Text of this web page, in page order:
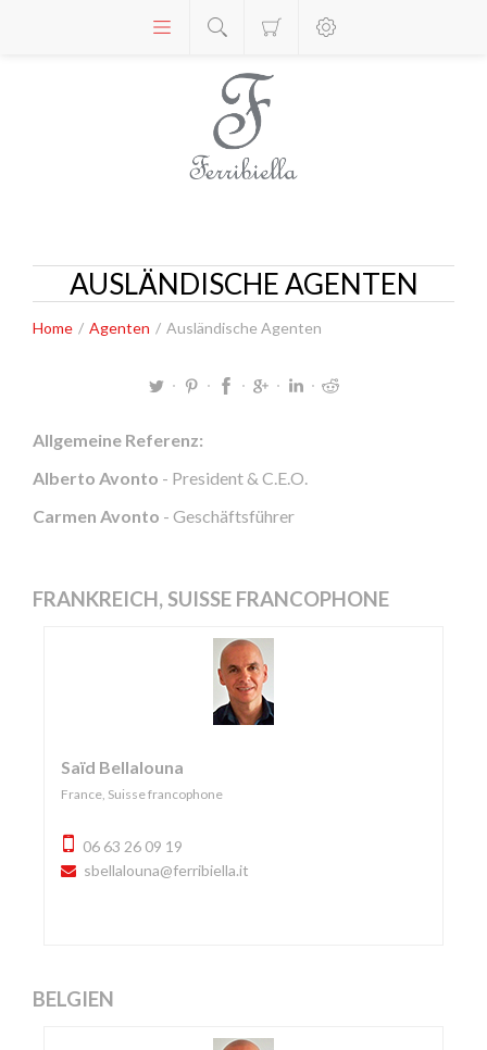
AUSLÄNDISCHE AGENTEN
Home / Agenten / Ausländische Agenten
Allgemeine Referenz:
Alberto Avonto - President & C.E.O.
Carmen Avonto - Geschäftsführer
FRANKREICH, SUISSE FRANCOPHONE
Saïd Bellalouna
France, Suisse francophone
06 63 26 09 19
sbellalouna@ferribiella.it
BELGIEN